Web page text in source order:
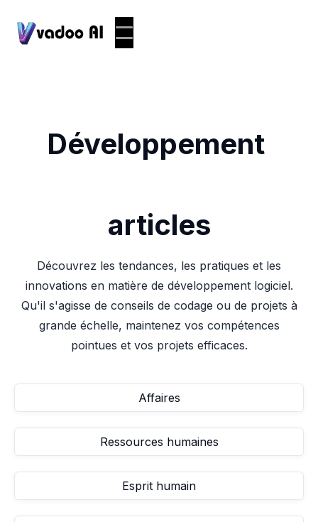
Développement
articles
Découvrez les tendances, les pratiques et les
innovations en matière de développement logiciel.
Qu'il s'agisse de conseils de codage ou de projets à
grande échelle, maintenez vos compétences
pointues et vos projets efficaces.
Affaires
Ressources humaines
Esprit humain